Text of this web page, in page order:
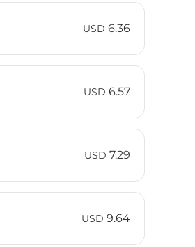
USD 6.36
USD 6.57
USD 7.29
USD 9.64